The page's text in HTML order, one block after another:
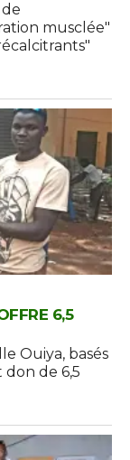
musclée"
6,5
Ouiya, basés
de 6,5